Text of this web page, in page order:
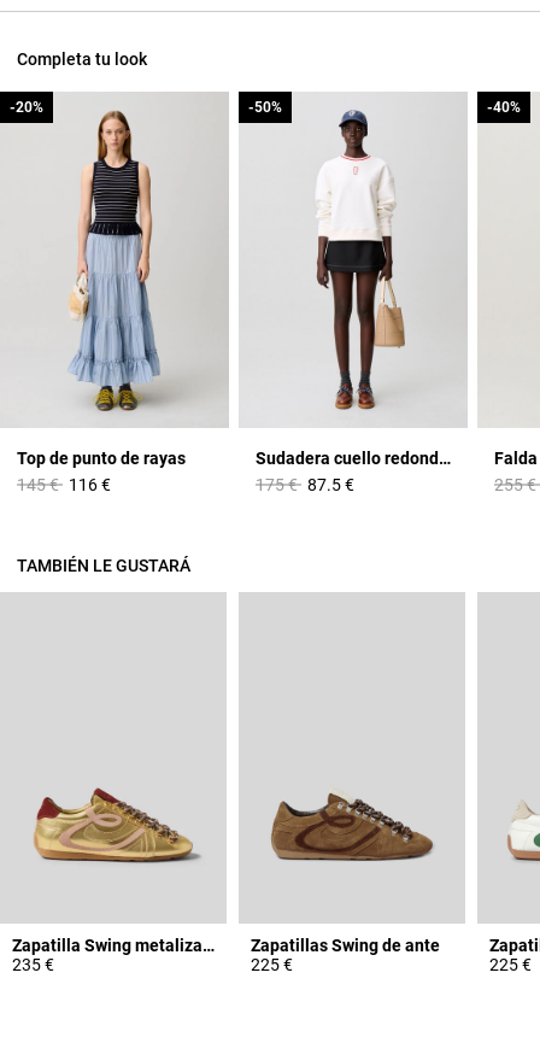
Completa tu look
Top de punto de rayas
Price reduced from
145 €to
-20%
116 €
-20%
Sudadera cuello redondo bordado CP
Price reduced from
175 €to
-50%
87.5 €
-50%
Price
255 €
-40%
-40%
TAMBIÉN LE GUSTARÁ
Zapatilla Swing metalizada
235 €
Zapatillas Swing de ante
225 €
225 €